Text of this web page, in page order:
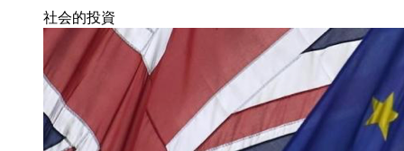
社会的投資